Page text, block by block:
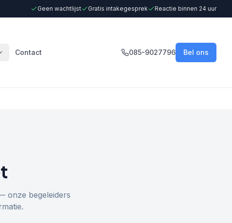
Geen wachtlijst Gratis intakegesprek Reactie binnen 24 uur
Contact 085-9027796 Bel ons
onze begeleiders